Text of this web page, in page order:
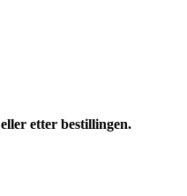
etter bestillingen.